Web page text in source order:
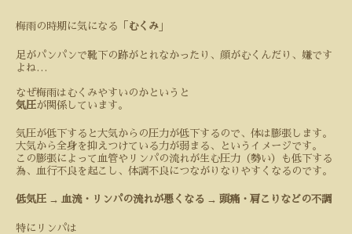
梅雨の時期に気になる「 むくみ 」
足がパンパンで靴下の跡がとれなかったり、顔がむくんだり、嫌です
よね…
なぜ梅雨はむくみやすいのかというと
気圧が関係しています。
気圧が低下すると大気からの圧力が低下するので、体は膨張します。
大気から全身を抑えつけている力が弱まる、というイメージです。
この膨張によって血管やリンパの流れが生む圧力（勢い）も低下する
為、血行不良を起こし、体調不良につながりなりやすくなるのです。
低気圧 → 血流・リンパの流れが悪くなる → 頭痛・肩こりなどの不調
特にリンパは